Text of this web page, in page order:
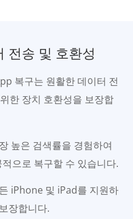
전송 및 호환성
복구는 원활한 데이터 전
한 장치 호환성을 보장합
높은 검색률을 경험하여
으로 복구할 수 있습니다.
iPhone 및 iPad를 지원하
장합니다.